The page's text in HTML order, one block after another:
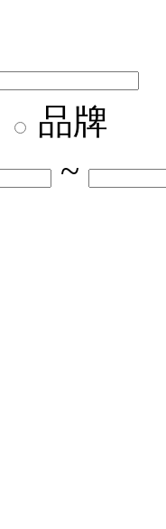
品牌
~